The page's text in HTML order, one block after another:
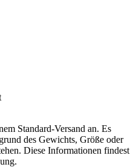
Standard-Versand an. Es
des Gewichts, Größe oder
Diese Informationen findest